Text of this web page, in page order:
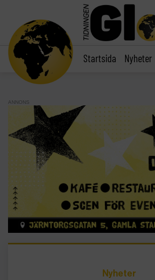
Startsida Nyheter
ANNONS
Nyheter